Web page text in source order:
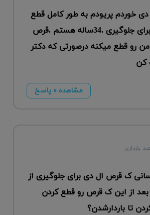
خوردم پریودم به طور کامل قطع
شده چکارکنم برای جلوگیری .34ساله هستم .قرص
رو قطع میکنه درصورتی که دکتر
کن
مشاهده ۰ پاسخ
بارداری
ک قرص ال دی برای جلوگیری از
بعد از این ک قرص رو قطع کردن
تا باردارشدن؟